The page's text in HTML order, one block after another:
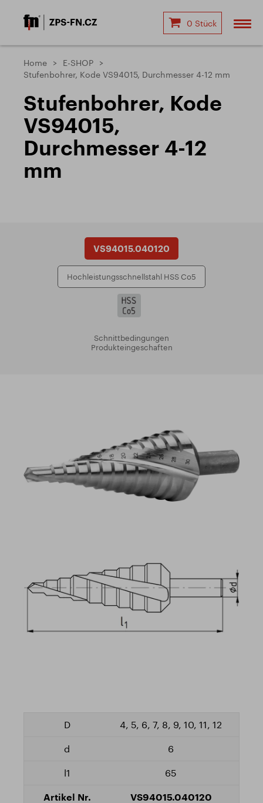
0 Stück
Home
E-SHOP
Stufenbohrer, Kode VS94015, Durchmesser 4-12 mm
Stufenbohrer, Kode
VS94015,
Durchmesser 4-12
mm
VS94015.040120
Hochleistungsschnellstahl HSS Co5
Schnittbedingungen
Produkteingeschaften
4, 5, 6, 7, 8, 9, 10, 11, 12
6
65
VS94015.040120